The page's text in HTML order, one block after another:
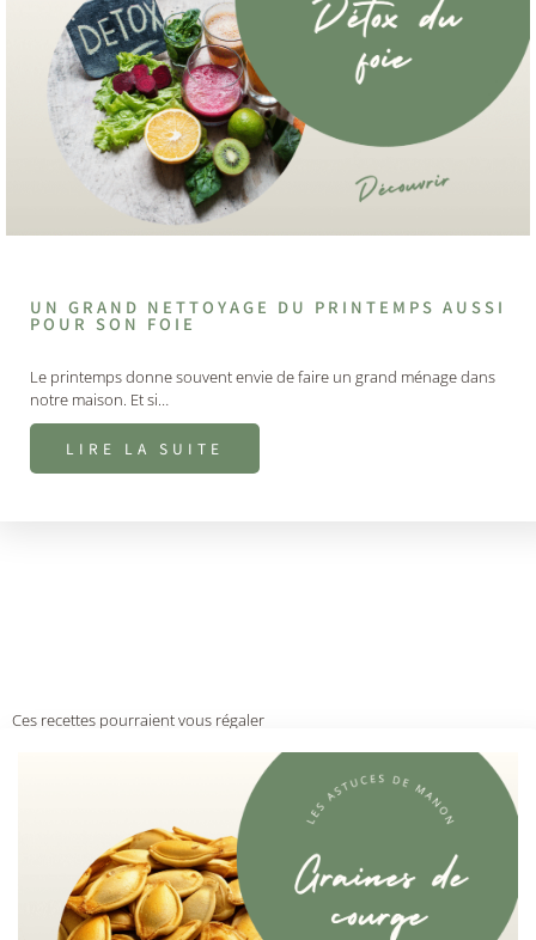
UN GRAND NETTOYAGE DU PRINTEMPS AUSSI
POUR SON FOIE
Le printemps donne souvent envie de faire un grand ménage dans
notre maison. Et si…
LIRE LA SUITE
Ces recettes pourraient vous régaler